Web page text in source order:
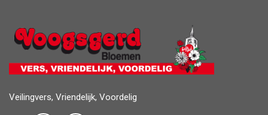
Veilingvers, Vriendelijk, Voordelig